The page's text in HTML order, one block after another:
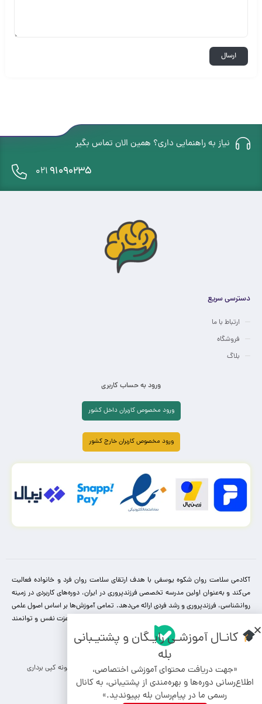
نیاز به راهنمایی داری؟ همین الان تماس بگیر
91090235
021
دسترسی سریع
ارتباط با ما
فروشگاه
بلاگ
ورود به حساب کاربری
ورود مخصوص کاربران داخل کشور
ورود مخصوص کاربران خارج کشور
آکادمی سلامت روان شکوه یوسفی با هدف ارتقای سلامت روان فرد و خانواده فعالیت
می‌کند و به‌عنوان اولین مدرسه تخصصی فرزندپروری در ایران، دوره‌های کاربردی در زمینه
روانشناسی، فرزندپروری و رشد فردی ارائه می‌دهد. تمامی آموزش‌ها بر اساس اصول علمی
و با بیانی ساده طراحی شده‌اند تا والدین بتوانند کودکانی سالم، با عزت نفس و توانمند
پرورش دهند.
کلیه حقوق مادی و معنوی برای این سایت محفوظ می باشد و هرگونه کپی برداری
شامل پیگرد قانونی می باشد.
کانـال آموزشـی رایـگان و پشتیـبانی
بله
«جهت دریافت محتوای آموزشی اختصاصی،
اطلاع‌رسانی دوره‌ها و بهره‌مندی از پشتیبانی، به کانال
رسمی ما در پیام‌رسان بله بپیوندید.»